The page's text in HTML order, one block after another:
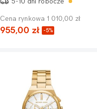
Cena rynkowa 1 010,00 zł
955,00 zł -5%